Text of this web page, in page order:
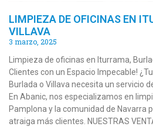
LIMPIEZA DE OFICINAS EN
VILLAVA
3 marzo, 2025
Limpieza de oficinas en Iturrama,
Clientes con un Espacio Impecable!
Burlada o Villava necesita un servicio
En Abanic, nos especializamos en
Pamplona y la comunidad de Navarra
atraiga más clientes. NUESTRAS